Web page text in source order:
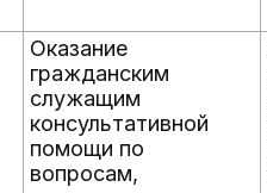
Оказание
гражданским
служащим
консультативной
помощи по
вопросам,